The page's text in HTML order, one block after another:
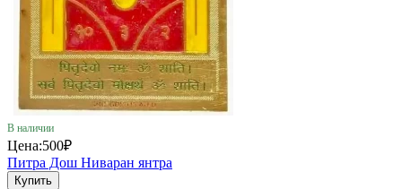
В наличии
Цена:500₽
Питра Дош Ниваран янтра
Купить